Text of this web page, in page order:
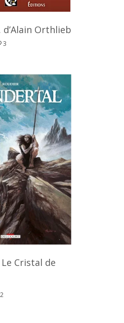
d’Alain Orthlieb
3
Cristal de